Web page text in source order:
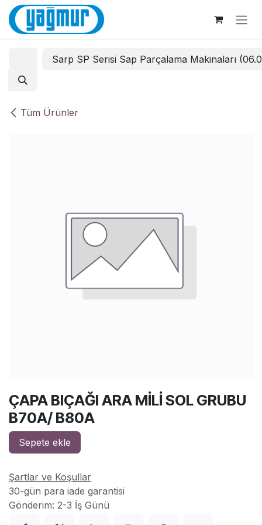
İçereği Atla
Tüm Ürünler
Sarp SP Serisi Sap Parçalama Makinaları
ÇAPA BIÇAĞI ARA MİLİ SOL GRUBU
B70A/ B80A
Sepete ekle
Şartlar ve Koşullar
30-gün para iade garantisi
Gönderim: 2-3 İş Günü